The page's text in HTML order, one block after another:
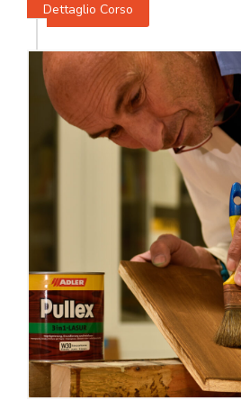
Dettaglio Corso